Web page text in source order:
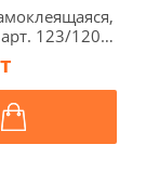
123/120,